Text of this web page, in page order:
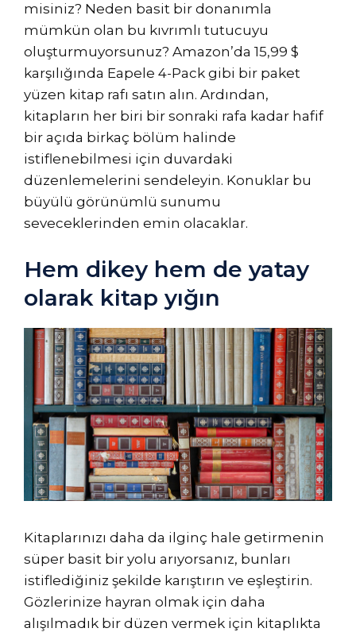
misiniz? Neden basit bir donanımla
mümkün olan bu kıvrımlı tutucuyu
oluşturmuyorsunuz? Amazon’da 15,99 $
karşılığında Eapele 4-Pack gibi bir paket
yüzen kitap rafı satın alın. Ardından,
kitapların her biri bir sonraki rafa kadar hafif
bir açıda birkaç bölüm halinde
istiflenebilmesi için duvardaki
düzenlemelerini sendeleyin. Konuklar bu
büyülü görünümlü sunumu
seveceklerinden emin olacaklar.
Hem dikey hem de yatay
olarak kitap yığın
Kitaplarınızı daha da ilginç hale getirmenin
süper basit bir yolu arıyorsanız, bunları
istiflediğiniz şekilde karıştırın ve eşleştirin.
Gözlerinize hayran olmak için daha
alışılmadık bir düzen vermek için kitaplıkta